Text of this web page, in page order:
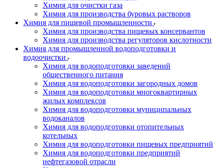
Химия для очистки газа
Химия для производства буровых растворов
Химия для пищевой промышленности
Химия для производства пищевых консервантов
Химия для производства регуляторов кислотности
Химия для промышленной водоподготовки и
водоочистки
Химия для водоподготовки заведений
общественного питания
Химия для водоподготовки загородных домов
Химия для водоподготовки многоквартирных
жилых комплексов
Химия для водоподготовки муниципальных
водоканалов
Химия для водоподготовки отопительных
котельных
Химия для водоподготовки пищевых предприятий
Химия для водоподготовки предприятий
нефтегазовой отрасли